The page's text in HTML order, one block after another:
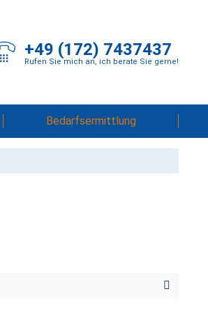
+49 (172) 7437437
Rufen Sie mich an, ich berate Sie gerne!
Bedarfsermittlung